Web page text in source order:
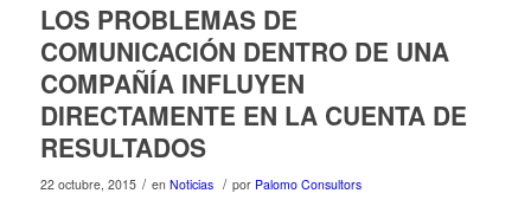
LOS PROBLEMAS DE
COMUNICACIÓN DENTRO DE UNA
COMPAÑÍA INFLUYEN
DIRECTAMENTE EN LA CUENTA DE
RESULTADOS
22 octubre, 2015 / en Noticias / por Palomo Consultors